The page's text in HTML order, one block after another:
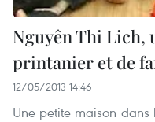
Nguyên Thi Lich,
printanier et de
12/05/2013 14:46
Une petite maison